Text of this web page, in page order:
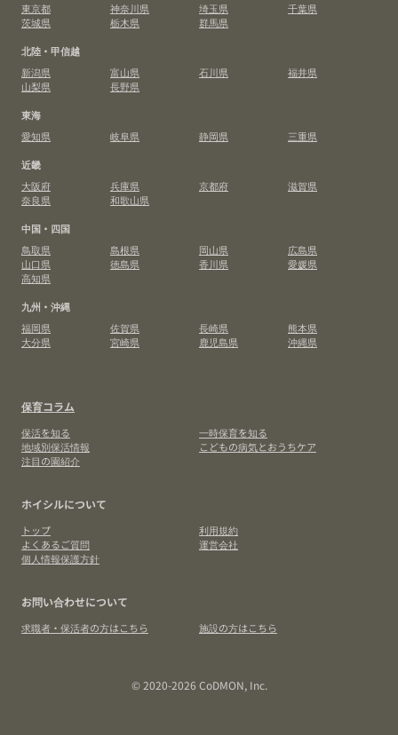
東京都
神奈川県 埼玉県
千葉県
茨城県
栃木県
群馬県
北陸・甲信越
新潟県
富山県 石川県
福井県
山梨県
長野県
東海
愛知県
岐阜県 静岡県
三重県
近畿
大阪府
兵庫県 京都府
滋賀県
奈良県
和歌山県
中国・四国
鳥取県
島根県 岡山県
広島県
山口県
徳島県 香川県
愛媛県
高知県
九州・沖縄
福岡県
佐賀県 長崎県
熊本県
大分県
宮崎県 鹿児島県 沖縄県
保育コラム
保活を知る
一時保育を知る
地域別保活情報
こどもの病気とおうちケア
注目の園紹介
ホイシルについて
トップ
利用規約
よくあるご質問
運営会社
個人情報保護方針
お問い合わせについて
求職者・保活者の方はこちら 施設の方はこちら
© 2020-2026 CoDMON, Inc.